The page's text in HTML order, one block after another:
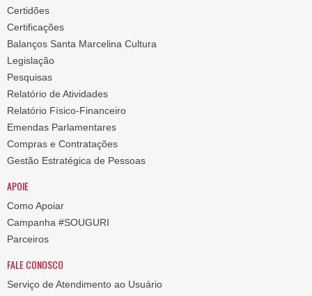
Certidões
Certificações
Balanços Santa Marcelina Cultura
Legislação
Pesquisas
Relatório de Atividades
Relatório Físico-Financeiro
Emendas Parlamentares
Compras e Contratações
Gestão Estratégica de Pessoas
APOIE
Como Apoiar
Campanha #SOUGURI
Parceiros
FALE CONOSCO
Serviço de Atendimento ao Usuário